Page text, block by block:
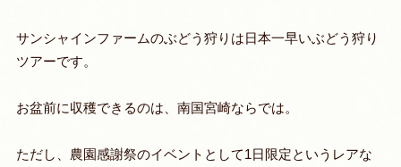
サンシャインファームのぶどう狩りは日本一早いぶどう狩り
ツアーです。
お盆前に収穫できるのは、南国宮崎ならでは。
ただし、農園感謝祭のイベントとして1日限定というレアな